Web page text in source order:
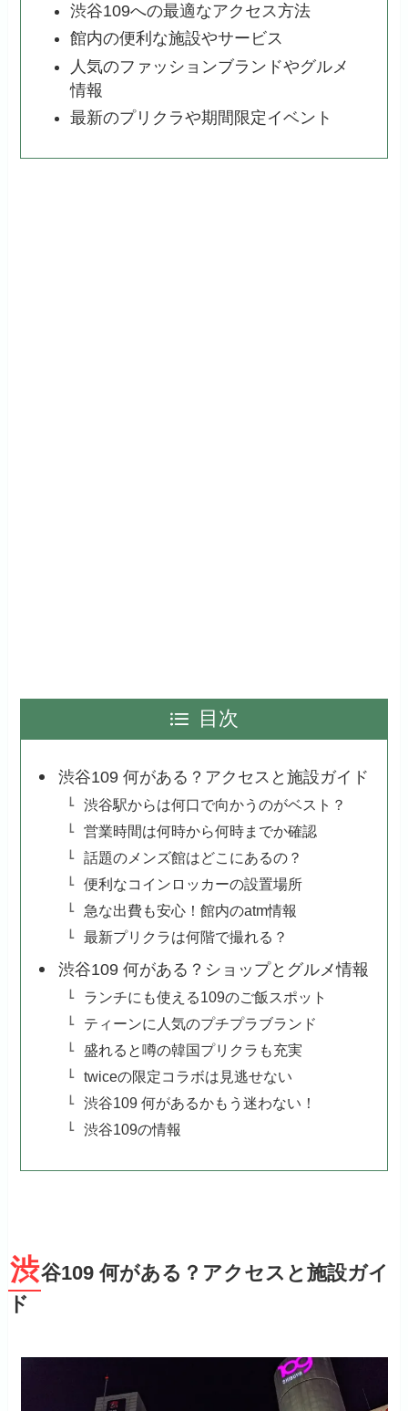
渋谷109への最適なアクセス方法
館内の便利な施設やサービス
人気のファッションブランドやグルメ
情報
最新のプリクラや期間限定イベント
目次
渋谷109 何がある？アクセスと施設ガイド
渋谷駅からは何口で向かうのがベスト？
営業時間は何時から何時までか確認
話題のメンズ館はどこにあるの？
便利なコインロッカーの設置場所
急な出費も安心！館内のatm情報
最新プリクラは何階で撮れる？
渋谷109 何がある？ショップとグルメ情報
ランチにも使える109のご飯スポット
ティーンに人気のプチプラブランド
盛れると噂の韓国プリクラも充実
twiceの限定コラボは見逃せない
渋谷109 何があるかもう迷わない！
渋谷109の情報
渋谷109 何がある？アクセスと施設ガイ
ド